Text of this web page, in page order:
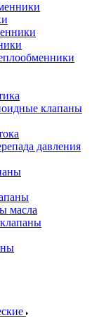
клапаны
давления
масла